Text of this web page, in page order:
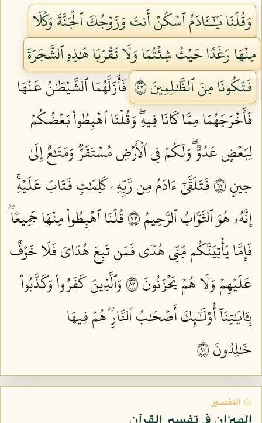
وَقُلۡنَا يَٰٓـَٔادَمُ ٱسۡكُنۡ أَنتَ وَزَوۡجُكَ ٱلۡجَنَّةَ وَكُلَا
مِنۡهَا رَغَدًا حَيۡثُ شِئۡتُمَا وَلَا تَقۡرَبَا هَٰذِهِ ٱلشَّجَرَةَ
فَتَكُونَا مِنَ ٱلظَّٰلِمِينَ ٣٥
فَأَزَلَّهُمَا ٱلشَّيۡطَٰنُ عَنۡهَا
فَأَخۡرَجَهُمَا مِمَّا كَانَا فِيهِۖ وَقُلۡنَا ٱهۡبِطُواْ بَعۡضُكُمۡ
لِبَعۡضٍ عَدُوّٞۖ وَلَكُمۡ فِي ٱلۡأَرۡضِ مُسۡتَقَرّٞ وَمَتَٰعٌ إِلَىٰ
حِينٖ ٣٦
فَتَلَقَّىٰٓ ءَادَمُ مِن رَّبِّهِۦ كَلِمَٰتٖ فَتَابَ عَلَيۡهِۚ
إِنَّهُۥ هُوَ ٱلتَّوَّابُ ٱلرَّحِيمُ ٣٧
قُلۡنَا ٱهۡبِطُواْ مِنۡهَا جَمِيعٗاۖ
فَإِمَّا يَأۡتِيَنَّكُم مِّنِّي هُدٗى فَمَن تَبِعَ هُدَايَ فَلَا خَوۡفٌ
عَلَيۡهِمۡ وَلَا هُمۡ يَحۡزَنُونَ ٣٨
وَٱلَّذِينَ كَفَرُواْ وَكَذَّبُواْ
بِـَٔايَٰتِنَآ أُوْلَٰٓئِكَ أَصۡحَٰبُ ٱلنَّارِۖ هُمۡ فِيهَا
خَٰلِدُونَ ٣٩
۞ التفسير